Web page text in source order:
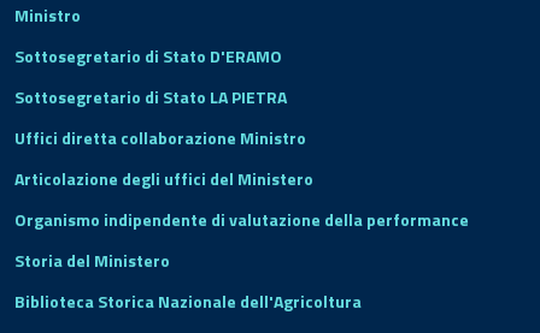
Ministro
Sottosegretario di Stato D'ERAMO
Sottosegretario di Stato LA PIETRA
Uffici diretta collaborazione Ministro
Articolazione degli uffici del Ministero
Organismo indipendente di valutazione della performance
Storia del Ministero
Biblioteca Storica Nazionale dell'Agricoltura